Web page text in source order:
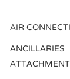
AIR
ANCILLARIES
ATTACHMENT